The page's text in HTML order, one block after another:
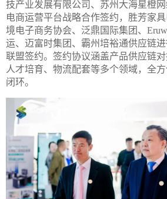
技产业发展有限公司、苏州大海星橙
电商运营平台战略合作签约，胜芳家
境电子商务协会、泛鼎国际集团、
运、迈富时集团、霸州培裕通供应链
联盟签约。签约协议涵盖产品供应链对
人才培育、物流配套等多个领域，全
闭环。